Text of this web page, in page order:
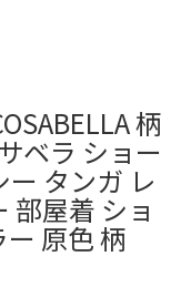
柄
ベラ ショー
タンガ レ
部屋着 ショ
原色 柄